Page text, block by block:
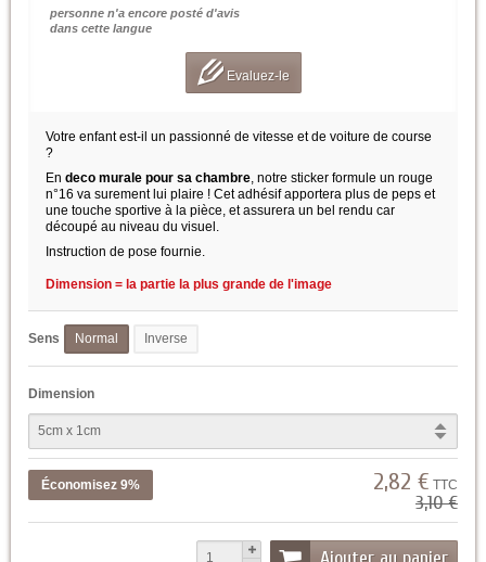
personne n'a encore posté d'avis
dans cette langue
Evaluez-le
Votre enfant est-il un passionné de vitesse et de voiture de course
?
En deco murale pour sa chambre, notre sticker formule un rouge
n°16 va surement lui plaire ! Cet adhésif apportera plus de peps et
une touche sportive à la pièce, et assurera un bel rendu car
découpé au niveau du visuel.
Instruction de pose fournie.
Dimension = la partie la plus grande de l'image
Sens Normal Inverse
Dimension
Économisez 9% 2,82 € TTC
3,10 €